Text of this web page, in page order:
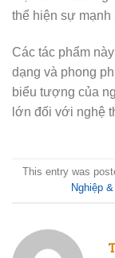
thể hiện sự mạnh
Các tác phẩm
dạng và phong
biểu tượng của
lớn đối với nghệ
This entry was
Nghiệp